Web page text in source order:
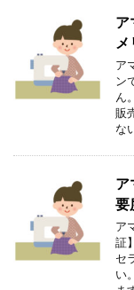
ア
ア
ン
ん
販
な
ア
要
ア
証
セ
い